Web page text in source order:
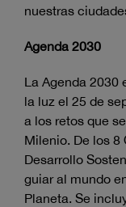
nuestras
Agenda 2030
La Agenda 2030
la luz el 25 de
a los retos que
Milenio. De los 8
Desarrollo
guiar al mundo
Planeta. Se